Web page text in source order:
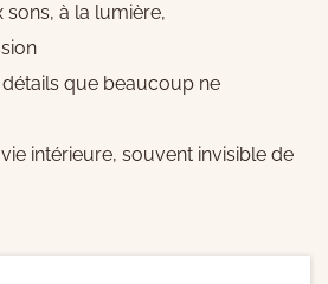
sons, à la lumière,
que beaucoup ne
intérieure, souvent invisible de